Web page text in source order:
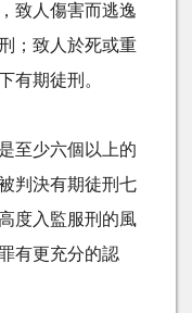
致人傷害而逃逸
；致人於死或重
有期徒刑。
至少六個以上的
判決有期徒刑七
度入監服刑的風
有更充分的認